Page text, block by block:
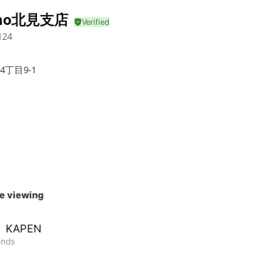
北見支店
丁目9-1
viewing
KAPEN